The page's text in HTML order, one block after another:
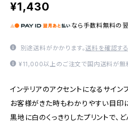
¥1,430
なら 手数料無料の
別途送料がかかります。送料を確認する
¥11,000以上のご注文で国内送料が無
インテリアのアクセントになるサイン
お客様がきた時もわかりやすい目印
黒地に白のくっきりしたプリントで、